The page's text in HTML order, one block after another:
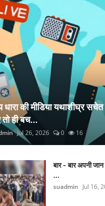
धारा की मीडिया यथाशीघ्र सचेत
तो ही बच...
Jul 26, 2026 0 16
बार - बार अपनी
...
suadmin Jul 16,